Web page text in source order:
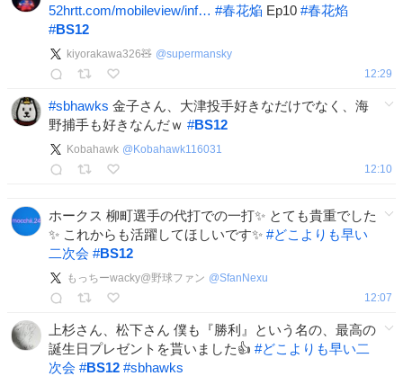
52hrtt.com/mobileview/inf… #春花焔 Ep10 #春花焰
#BS12
kiyorakawa326🧸 @supermansky
12:29
#sbhawks 金子さん、大津投手好きなだけでなく、海
野捕手も好きなんだｗ #BS12
Kobahawk @ Kobahawk116031
12:10
ホークス 柳町選手の代打での一打✨ とても貴重でした
✨ これからも活躍してほしいです✨ #どこよりも早い
二次会 #BS12
もっちーwacky@野球ファン @SfanNexu
12:07
上杉さん、松下さん 僕も『勝利』という名の、最高の
誕生日プレゼントを貰いました👍 #どこよりも早い二
次会 #BS12 #sbhawks